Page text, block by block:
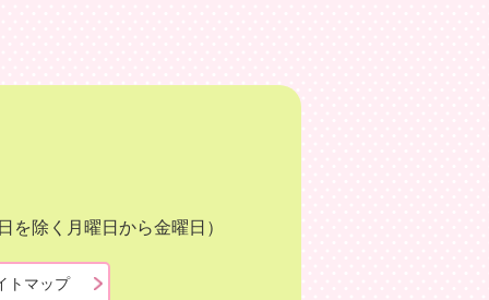
除く月曜日から金曜日）
トマップ